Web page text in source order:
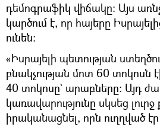
դեմոգրաֆիկ վիճակը։ Այս
կարծում է, որ հայերը
ունեն։
«Իսրայելի պետության
բնակչության մոտ 60 տոկոսն
40 տոկոսը` արաբները։ Այդ
կառավարությունը սկսեց
իրականացնել, որն ուղղված